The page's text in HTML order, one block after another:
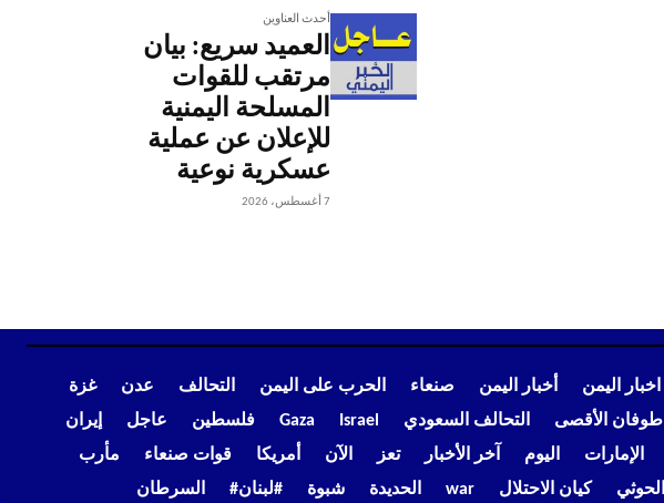
أحدث العناوين
العميد سريع: بيان
مرتقب للقوات
المسلحة اليمنية
للإعلان عن عملية
عسكرية نوعية
7 أغسطس، 2026
اخبار اليمن أخبار اليمن صنعاء الحرب على اليمن التحالف عدن
غزة
طوفان الأقصى التحالف السعودي Israel
Gaza فلسطين عاجل
إيران
الإمارات اليوم آخر الأخبار تعز الآن أمريكا قوات صنعاء
مأرب
الحوثي كيان الاحتلال war الحديدة شبوة #لبنان# السرطان